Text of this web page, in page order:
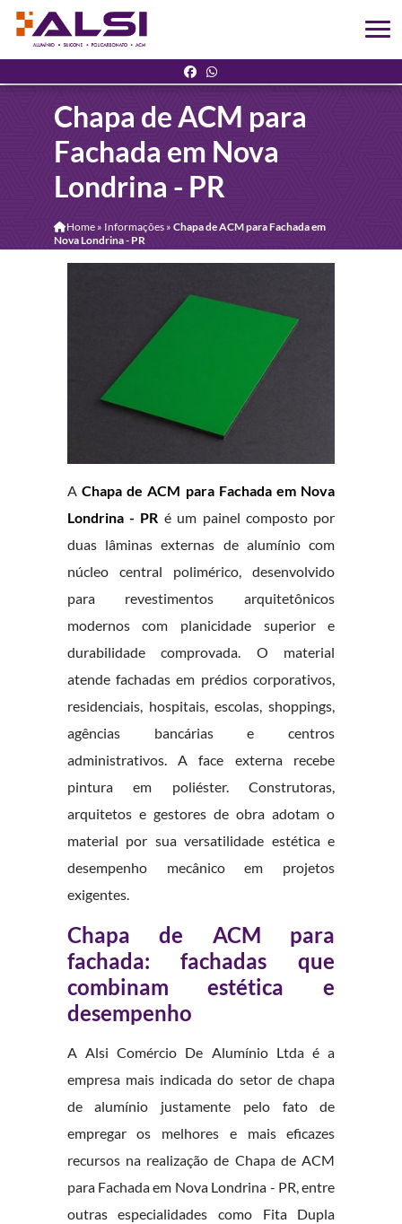
Chapa de ACM para
Fachada em Nova
Londrina - PR
Home» Informações » Chapa de ACM para Fachada em
Nova Londrina - PR
A Chapa de ACM para Fachada em Nova
Londrina - PR é um painel composto por
duas lâminas externas de alumínio com
núcleo central polimérico, desenvolvido
para revestimentos arquitetônicos
modernos com planicidade superior e
durabilidade comprovada. O material
atende fachadas em prédios corporativos,
residenciais, hospitais, escolas, shoppings,
agências bancárias e centros
administrativos. A face externa recebe
pintura em poliéster. Construtoras,
arquitetos e gestores de obra adotam o
material por sua versatilidade estética e
desempenho mecânico em projetos
exigentes.
Chapa de ACM para
fachada: fachadas que
combinam estética e
desempenho
A Alsi Comércio De Alumínio Ltda é a
empresa mais indicada do setor de chapa
de alumínio justamente pelo fato de
empregar os melhores e mais eficazes
recursos na realização de Chapa de ACM
para Fachada em Nova Londrina - PR, entre
outras especialidades como Fita Dupla